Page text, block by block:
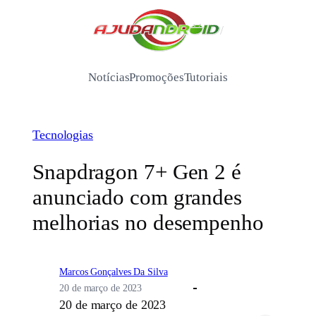
/
NotíciasPromoçõesTutoriais
Tecnologias
Snapdragon 7+ Gen 2 é
anunciado com grandes
melhorias no desempenho
Marcos Gonçalves Da Silva
20 de março de 2023
20 de março de 2023